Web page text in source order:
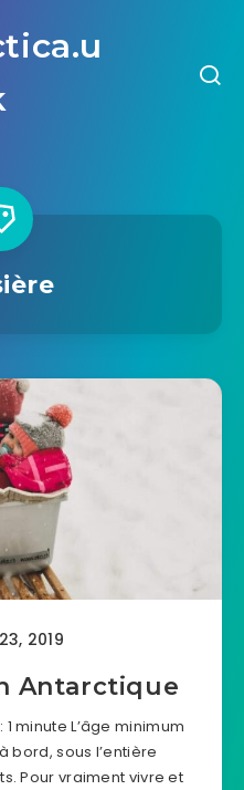
2019
Antarctique
minute L’âge minimum
bord, sous l’entière
Pour vraiment vivre et